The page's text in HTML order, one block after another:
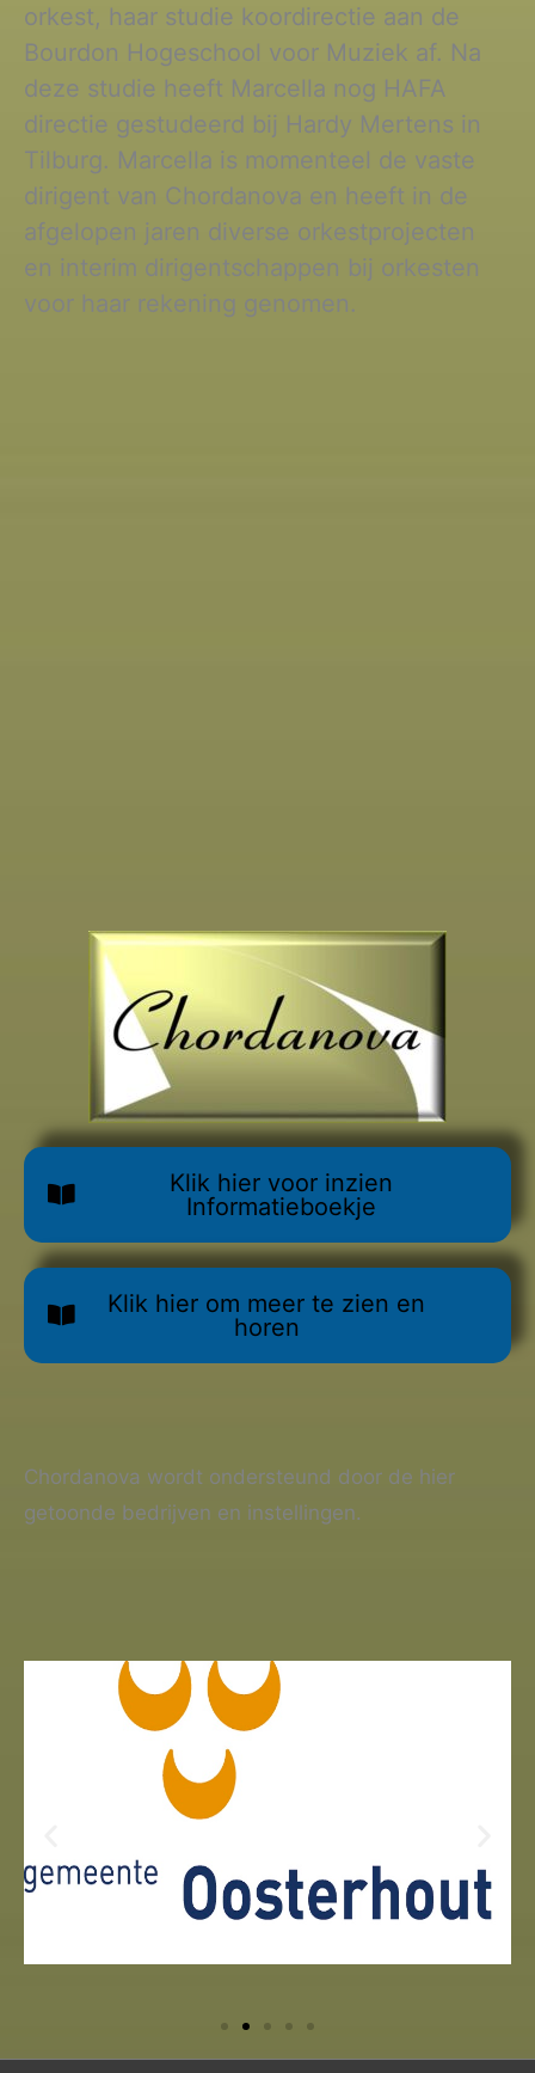
orkest, haar studie koordirectie aan de
Bourdon Hogeschool voor Muziek af. Na
deze studie heeft Marcella nog HAFA
directie gestudeerd bij Hardy Mertens in
Tilburg. Marcella is momenteel de vaste
dirigent van Chordanova en heeft in de
afgelopen jaren diverse orkestprojecten
en interim dirigentschappen bij orkesten
voor haar rekening genomen.
Klik hier voor inzien
Informatieboekje
Klik hier om meer te zien en
horen
Chordanova wordt ondersteund door de hier
getoonde bedrijven en instellingen.